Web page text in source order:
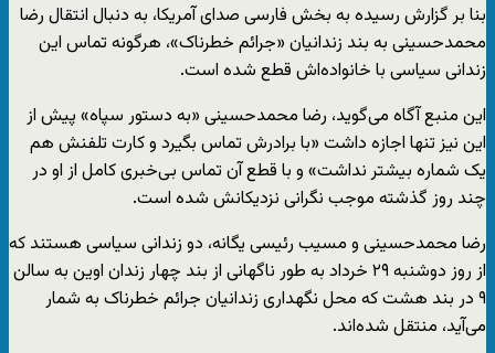
بنا بر گزارش رسیده به بخش فارسی صدای آمریکا، به دنبال انتقال رضا
محمدحسینی به بند زندانیان «جرائم خطرناک»، هرگونه تماس این
زندانی سیاسی با خانواده‌اش قطع شده است.
این منبع آگاه می‌گوید، رضا محمدحسینی «به دستور سپاه» پیش از
این نیز تنها اجازه داشت «با برادرش تماس بگیرد و کارت تلفنش هم
یک شماره بیشتر نداشت» و با قطع آن تماس بی‌خبری کامل از او در
چند روز گذشته موجب نگرانی نزدیکانش شده است.
رضا محمدحسینی و مسیب رئیسی یگانه، دو زندانی سیاسی هستند که
از روز دوشنبه ۲۹ خرداد به طور ناگهانی از بند چهار زندان اوین به سالن
۹ در بند هشت که محل نگهداری زندانیان جرائم خطرناک به شمار
می‌آید، منتقل شده‌اند.